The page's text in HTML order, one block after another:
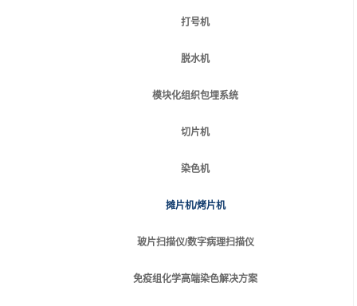
打号机
脱水机
模块化组织包埋系统
切片机
染色机
摊片机/烤片机
玻片扫描仪/数字病理扫描仪
免疫组化学高端染色解决方案